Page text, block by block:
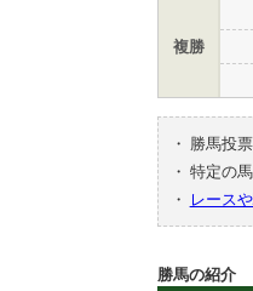
複勝
・
勝馬投
・ 特定の
・
レース
勝馬の紹介